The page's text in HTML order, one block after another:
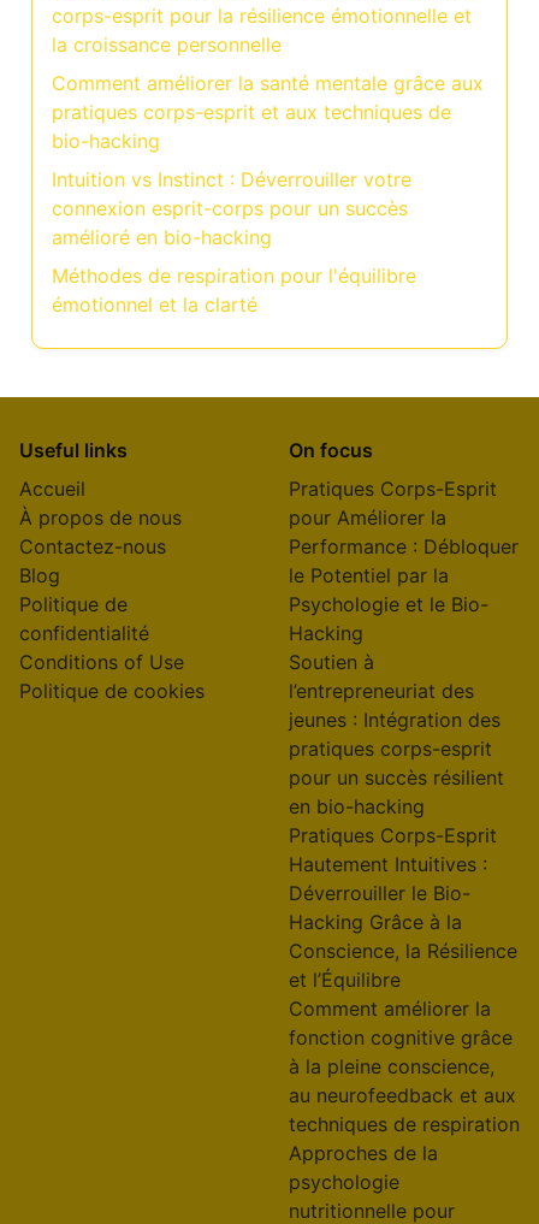
corps-esprit pour la résilience émotionnelle et
la croissance personnelle
Comment améliorer la santé mentale grâce aux
pratiques corps-esprit et aux techniques de
bio-hacking
Intuition vs Instinct : Déverrouiller votre
connexion esprit-corps pour un succès
amélioré en bio-hacking
Méthodes de respiration pour l'équilibre
émotionnel et la clarté
Useful links
Accueil
À propos de nous
Contactez-nous
Blog
Politique de
confidentialité
Conditions of Use
Politique de cookies
On focus
Pratiques Corps-Esprit
pour Améliorer la
Performance : Débloquer
le Potentiel par la
Psychologie et le Bio-
Hacking
Soutien à
l’entrepreneuriat des
jeunes : Intégration des
pratiques corps-esprit
pour un succès résilient
en bio-hacking
Pratiques Corps-Esprit
Hautement Intuitives :
Déverrouiller le Bio-
Hacking Grâce à la
Conscience, la Résilience
et l’Équilibre
Comment améliorer la
fonction cognitive grâce
à la pleine conscience,
au neurofeedback et aux
techniques de respiration
Approches de la
psychologie
nutritionnelle pour